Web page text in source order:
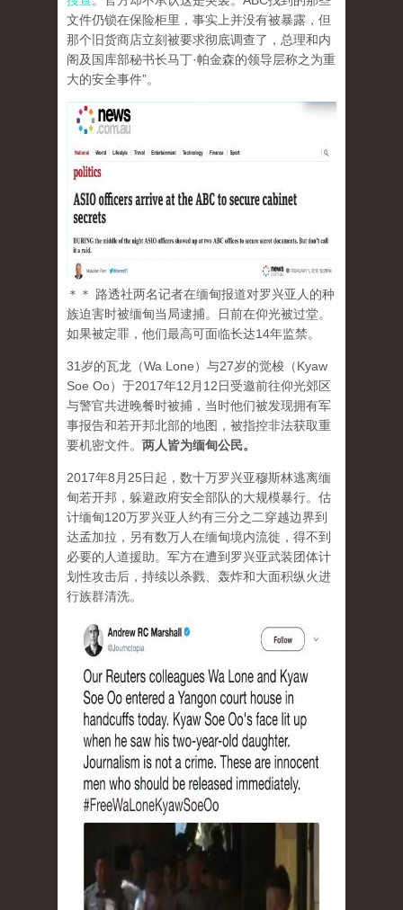
文件仍锁在保险柜里，事实上并没有被暴露，但
那个旧货商店立刻被要求彻底调查了，总理和内
阁及国库部秘书长马丁·帕金森的领导层称之为重
大的安全事件”。
＊＊ 路透社两名记者在缅甸报道对罗兴亚人的种
族迫害时被缅甸当局逮捕。日前在仰光被过堂。
如果被定罪，他们最高可面临长达14年监禁。
31岁的瓦龙（Wa Lone）与27岁的觉梭（Kyaw
Soe Oo）于2017年12月12日受邀前往仰光郊区
与警官共进晚餐时被捕，当时他们被发现拥有军
事报告和若开邦北部的地图，被指控非法获取重
要机密文件。 两人皆为缅甸公民。
2017年8月25日起，数十万罗兴亚穆斯林逃离缅
甸若开邦，躲避政府安全部队的大规模暴行。估
计缅甸120万罗兴亚人约有三分之二穿越边界到
达孟加拉，另有数万人在缅甸境内流徙，得不到
必要的人道援助。军方在遭到罗兴亚武装团体计
划性攻击后，持续以杀戮、轰炸和大面积纵火进
行族群清洗。